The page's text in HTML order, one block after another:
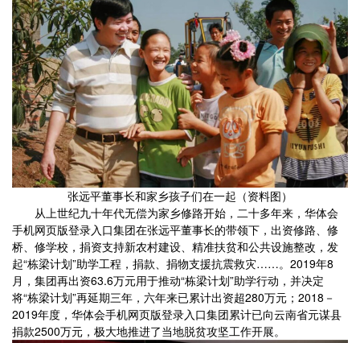
张远平董事长和家乡孩子们在一起（资料图）
从上世纪九十年代无偿为家乡修路开始，二十多年来，华体会
手机网页版登录入口集团在张远平董事长的带领下，出资修路、修
桥、修学校，捐资支持新农村建设、精准扶贫和公共设施整改，发
起“栋梁计划”助学工程，捐款、捐物支援抗震救灾……。2019年8
月，集团再出资63.6万元用于推动“栋梁计划”助学行动，并决定
将“栋梁计划”再延期三年，六年来已累计出资超280万元；2018－
2019年度，华体会手机网页版登录入口集团累计已向云南省元谋县
捐款2500万元，极大地推进了当地脱贫攻坚工作开展。